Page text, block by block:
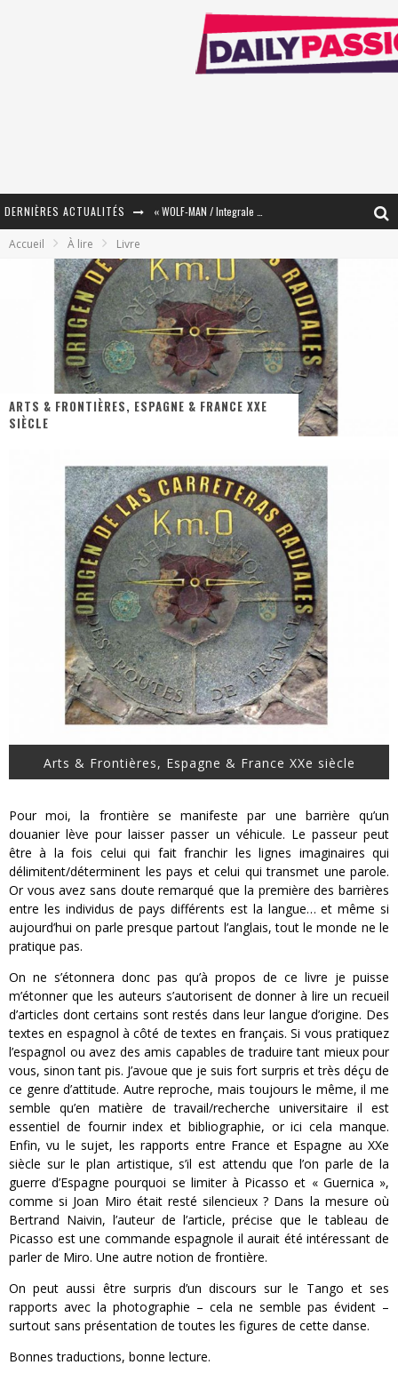
DERNIÈRES ACTUALITÉS
« Mon Village Révolté » - Combattre un Projet !
« Le Béton et le Bambou / Propositions pour Mayotte et le Monde. » - Améliorations !
Star Fox
PsyRiver 2026 : la magie revient sur les rives de l’Aar
Assassin's Creed Black Flag Resynced
« Le Vent dand les Saules » - Une Belle Histoire !
« Damn Them All » - Un duo de Choc !
Yoshi and the mysterious book
Accueil À lire Livre
ARTS & FRONTIÈRES, ESPAGNE & FRANCE XXE
SIÈCLE
Arts & Frontières, Espagne & France XXe siècle
Pour moi, la frontière se manifeste par une barrière qu’un
douanier lève pour laisser passer un véhicule. Le passeur peut
être à la fois celui qui fait franchir les lignes imaginaires qui
délimitent/déterminent les pays et celui qui transmet une parole.
Or vous avez sans doute remarqué que la première des barrières
entre les individus de pays différents est la langue… et même si
aujourd’hui on parle presque partout l’anglais, tout le monde ne le
pratique pas.
On ne s’étonnera donc pas qu’à propos de ce livre je puisse
m’étonner que les auteurs s’autorisent de donner à lire un recueil
d’articles dont certains sont restés dans leur langue d’origine. Des
textes en espagnol à côté de textes en français. Si vous pratiquez
l’espagnol ou avez des amis capables de traduire tant mieux pour
vous, sinon tant pis. J’avoue que je suis fort surpris et très déçu de
ce genre d’attitude. Autre reproche, mais toujours le même, il me
semble qu’en matière de travail/recherche universitaire il est
essentiel de fournir index et bibliographie, or ici cela manque.
Enfin, vu le sujet, les rapports entre France et Espagne au XXe
siècle sur le plan artistique, s’il est attendu que l’on parle de la
guerre d’Espagne pourquoi se limiter à Picasso et « Guernica »,
comme si Joan Miro était resté silencieux ? Dans la mesure où
Bertrand Naivin, l’auteur de l’article, précise que le tableau de
Picasso est une commande espagnole il aurait été intéressant de
parler de Miro. Une autre notion de frontière.
On peut aussi être surpris d’un discours sur le Tango et ses
rapports avec la photographie – cela ne semble pas évident –
surtout sans présentation de toutes les figures de cette danse.
Bonnes traductions, bonne lecture.